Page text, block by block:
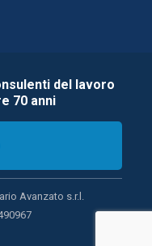
del lavoro
70 anni
Avanzato s.r.l.